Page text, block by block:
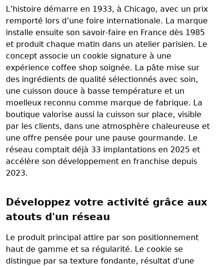
L’histoire démarre en 1933, à Chicago, avec un prix
remporté lors d’une foire internationale. La marque
installe ensuite son savoir-faire en France dès 1985
et produit chaque matin dans un atelier parisien. Le
concept associe un cookie signature à une
expérience coffee shop soignée. La pâte mise sur
des ingrédients de qualité sélectionnés avec soin,
une cuisson douce à basse température et un
moelleux reconnu comme marque de fabrique. La
boutique valorise aussi la cuisson sur place, visible
par les clients, dans une atmosphère chaleureuse et
une offre pensée pour une pause gourmande. Le
réseau comptait déjà 33 implantations en 2025 et
accélère son développement en franchise depuis
2023.
Développez votre activité grâce aux
atouts d'un réseau
Le produit principal attire par son positionnement
haut de gamme et sa régularité. Le cookie se
distingue par sa texture fondante, résultat d'une